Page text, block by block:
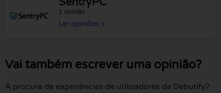
1 opinião
Ler opiniões »
Vai também escrever uma opinião?
À procura de experiências de utilizadores da Debutify?